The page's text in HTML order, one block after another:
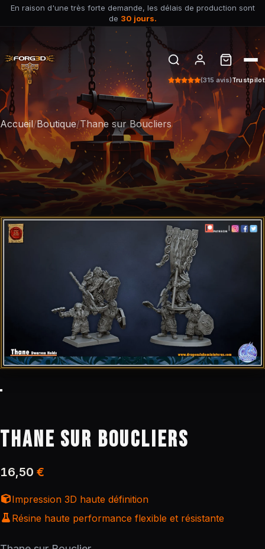
En raison d'une très forte demande, les délais de production sont
de 30 jours.
(315 avis)Trustpilot
Accueil/Boutique/Thane sur Boucliers
THANE SUR BOUCLIERS
16,50 €
Impression 3D haute définition
Résine haute performance flexible et résistante